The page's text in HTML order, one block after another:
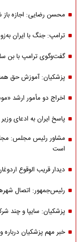
محسن رضایی: اجازه باز
ترامپ: جنگ با ایران
گفت‌وگوی ترامپ با بن
پزشکیان: آموزش حق
اخراج دو مأمور ارشد
پاسخ ایران به ادعای
مشاور رئیس مجلس:
است
دیدار قریب الوقوع
رئیس‌جمهور: اتصال
پزشکیان: سایپا و چند
خبر مهم پزشکیان درباره